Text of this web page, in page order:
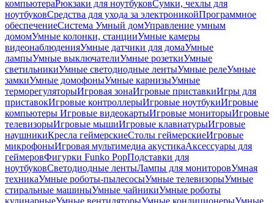
компьютераРюкзаки для ноутбуковСумки, чехлы для
ноутбуковСредства для ухода за электроникойПрограммное
обеспечениеСистема Умный домУправление умным
домомУмные колонки, станцииУмные камеры
видеонаблюденияУмные датчики для домаУмные
лампыУмные выключателиУмные розеткиУмные
светильникиУмные светодиодные лентыУмные релеУмные
замкиУмные домофоныУмные карнизыУмные
терморегуляторыИгровая зонаИгровые приставкиИгры для
приставокИгровые контроллерыИгровые ноутбукиИгровые
компьютеры Игровые видеокартыИгровые мониторыИгровые
телевизорыИгровые мышиИгровые клавиатурыИгровые
наушникиКресла геймерскиеСтолы геймерскиеИгровые
микрофоныИгровая мультимедиа акустикаАксессуары для
геймеровФигурки Funko PopПодставки для
ноутбуковСветодиодные лентыЛампы для мониторовУмная
техникаУмные роботы-пылесосыУмные телевизорыУмные
стиральные машиныУмные чайникиУмные роботы
кулинарныеУмные вентиляторыУмные кондиционерыУмные